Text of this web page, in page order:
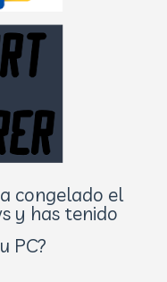
congelado el
y has tenido
PC?